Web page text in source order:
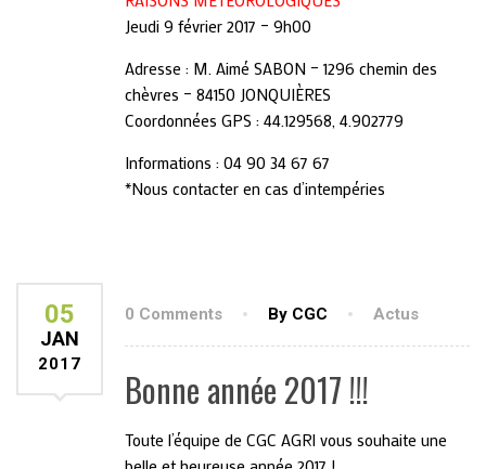
Jeudi 9 février 2017 – 9h00
Adresse : M. Aimé SABON – 1296 chemin des
chèvres – 84150 JONQUIÈRES
Coordonnées GPS : 44.129568, 4.902779
Informations : 04 90 34 67 67
*Nous contacter en cas d’intempéries
05
JAN
2017
0 Comments By CGC Actus
Bonne année 2017 !!!
Toute l’équipe de CGC AGRI vous souhaite une